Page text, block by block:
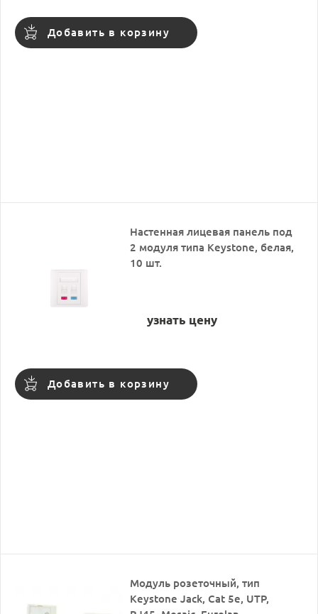
Добавить в корзину
Настенная лицевая панель под
2 модуля типа Keystone, белая,
10 шт.
узнать цену
Добавить в корзину
Модуль розеточный, тип
Keystone Jack, Cat 5e, UTP,